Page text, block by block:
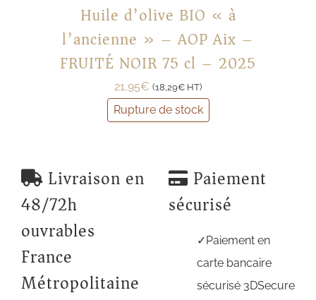
Huile d’olive BIO « à
l’ancienne » – AOP Aix –
FRUITÉ NOIR 75 cl – 2025
21,95€ (18,29€ HT)
Rupture de stock
Livraison en
48/72h
ouvrables
France
Métropolitaine
Paiement
sécurisé
Paiement en
carte bancaire
sécurisé 3DSecure